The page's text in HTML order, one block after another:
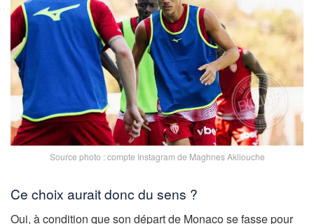
Source photo : compte Instagram de Maghnes Akliouche
Ce choix aurait donc du sens ?
Oui, à condition que son départ de Monaco se fasse pour